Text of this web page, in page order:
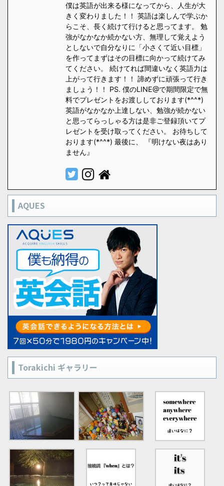
僕は英語が出来る様になってから、人生が大
きく変わりました！！ 英語は楽しんで学ぶか
らこそ、長く続けて行けると思ってます。 勉
強がなかなか続かない方、無理して覚えよう
としないで自分なりに「小さくて近い目標」
を作ってまずはその目標に向かって続けてみ
てください。 続けてれば間違いなく英語力は
上がって行きます！！ 諦めずに頑張って行き
ましょう！！ PS. 僕のLINE@で期間限定で無
料でプレゼントをお渡ししております(*^^*)
英語がなかなか上達しない、勉強が続かない
と思ってらっしゃる方は是非ご登録頂いてプ
レゼントを受け取ってください。 お待ちして
おります(*^^*) 最後に、 『明けない夜はあり
ません』
AQUES
Torakichi ギャラリー